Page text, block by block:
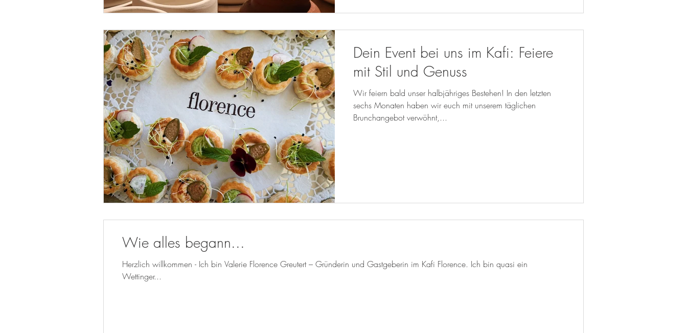
Dein Event bei uns im Kafi: Feiere
mit Stil und Genuss
Wir feiern bald unser halbjähriges Bestehen! In den letzten
sechs Monaten haben wir euch mit unserem täglichen
Brunchangebot verwöhnt,...
Wie alles begann...
Herzlich willkommen - Ich bin Valerie Florence Greutert – Gründerin und Gastgeberin im Kafi Florence. Ich bin quasi ein
Wettinger...